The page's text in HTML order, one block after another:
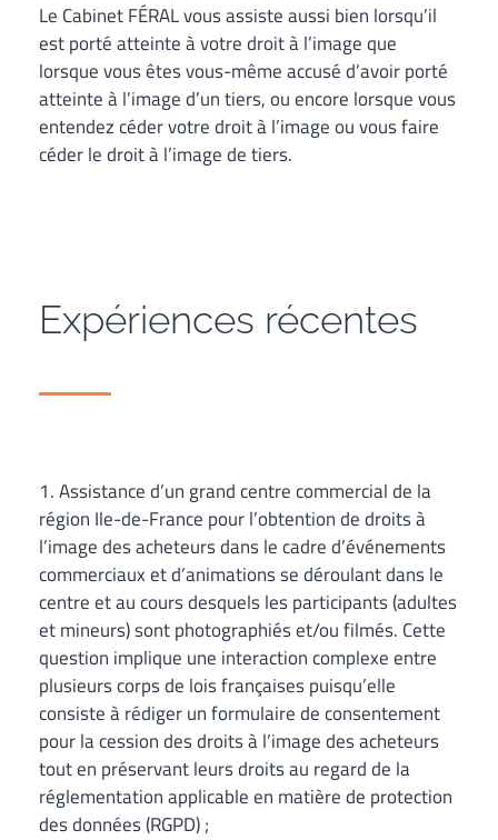
Le Cabinet FÉRAL vous assiste aussi bien lorsqu’il
est porté atteinte à votre droit à l’image que
lorsque vous êtes vous-même accusé d’avoir porté
atteinte à l’image d’un tiers, ou encore lorsque vous
entendez céder votre droit à l’image ou vous faire
céder le droit à l’image de tiers.
Expériences récentes
1. Assistance d’un grand centre commercial de la
région Ile-de-France pour l’obtention de droits à
l’image des acheteurs dans le cadre d’événements
commerciaux et d’animations se déroulant dans le
centre et au cours desquels les participants (adultes
et mineurs) sont photographiés et/ou filmés. Cette
question implique une interaction complexe entre
plusieurs corps de lois françaises puisqu’elle
consiste à rédiger un formulaire de consentement
pour la cession des droits à l’image des acheteurs
tout en préservant leurs droits au regard de la
réglementation applicable en matière de protection
des données (RGPD) ;